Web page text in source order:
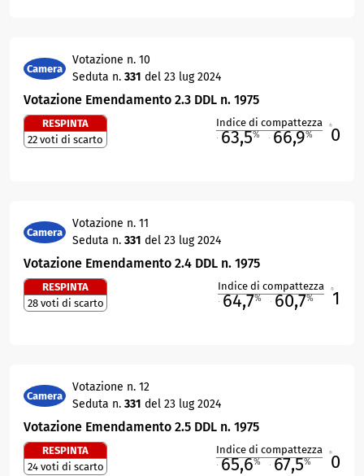
Camera
Votazione n. 10
Seduta n. 331 del 23 lug 2024
Votazione Emendamento 2.3 DDL n. 1975
RESPINTA
22 voti di scarto
Indice di compattezza
63,5% 66,9% 0
Camera
Votazione n. 11
Seduta n. 331 del 23 lug 2024
Votazione Emendamento 2.4 DDL n. 1975
RESPINTA
28 voti di scarto
Indice di compattezza
64,7% 60,7% 1
Camera
Votazione n. 12
Seduta n. 331 del 23 lug 2024
Votazione Emendamento 2.5 DDL n. 1975
RESPINTA
24 voti di scarto
Indice di compattezza
65,6% 67,5% 0